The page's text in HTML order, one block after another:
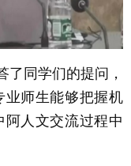
了同学们的提问，
业师生能够把握机
人文交流过程中